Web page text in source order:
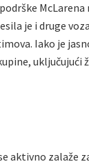
je i druge
Iako je
uključujući
aktivno zalaže